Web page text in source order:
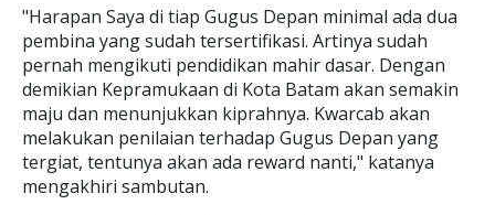
"Harapan Saya di tiap Gugus Depan minimal ada dua
pembina yang sudah tersertifikasi. Artinya sudah
pernah mengikuti pendidikan mahir dasar. Dengan
demikian Kepramukaan di Kota Batam akan semakin
maju dan menunjukkan kiprahnya. Kwarcab akan
melakukan penilaian terhadap Gugus Depan yang
tergiat, tentunya akan ada reward nanti," katanya
mengakhiri sambutan.